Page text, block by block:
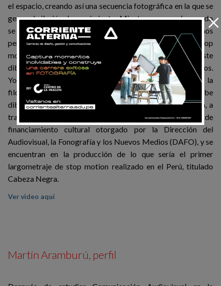
el espacio, creando así una secuencia fotográfica en la que se
genera la ilusión de movimiento. Mientras que en el segundo
se explorarán técnicas relacionadas a la escultura que nos
permitirán construir y animar a personajes a través del stop
motion. “Estos cursos son para cualquier niño que le guste
dibujar y tenga la motivación para jugar con estos procesos.
Yo que hago tantos talleres en lugares alejados, soy de la
filosofía que cualquiera puede aprender, sin importar si sabe
dibujar o no”, comenta Martín. Él, junto a Diego Vizcarra, a
través de su productora ganaron los premios de
financiamiento cultural otorgado por la Dirección del
Audiovisual, la Fonografía y los Nuevos Medios (DAFO), y se
encuentran en la producción de lo que sería el primer
largometraje de stop motion realizado en el Perú, titulado
Cabeza Negra.
Ver video aquí
Martín Aramburú, perfil
¿ERES ALUMNO?
CONSULTA AQUÍ